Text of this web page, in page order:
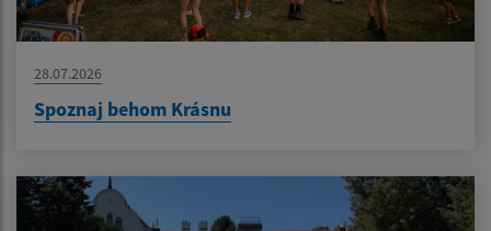
28.07.2026
Spoznaj behom Krásnu